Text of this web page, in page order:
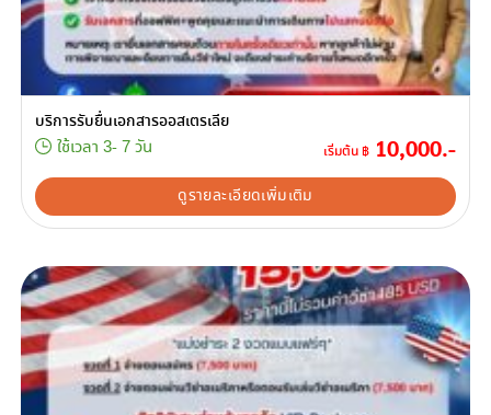
บริการรับยื่นเอกสารออสเตรเลีย
ใช้เวลา 3- 7 วัน เริ่มต้น ฿ 10,000.-
ดูรายละเอียดเพิ่มเติม